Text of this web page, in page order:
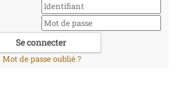
Mot de passe oublié ?